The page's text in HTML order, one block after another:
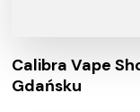
Calibra Vape
Gdańsku